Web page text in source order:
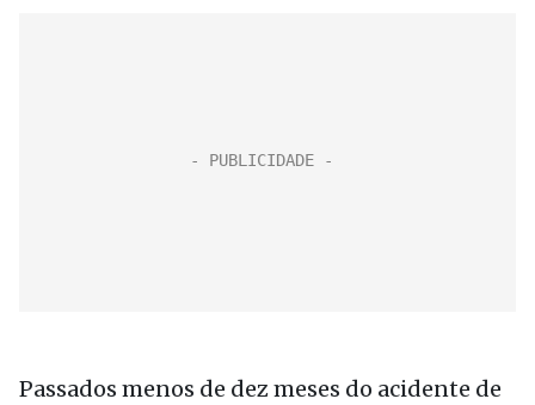
Passados menos de dez meses do acidente de